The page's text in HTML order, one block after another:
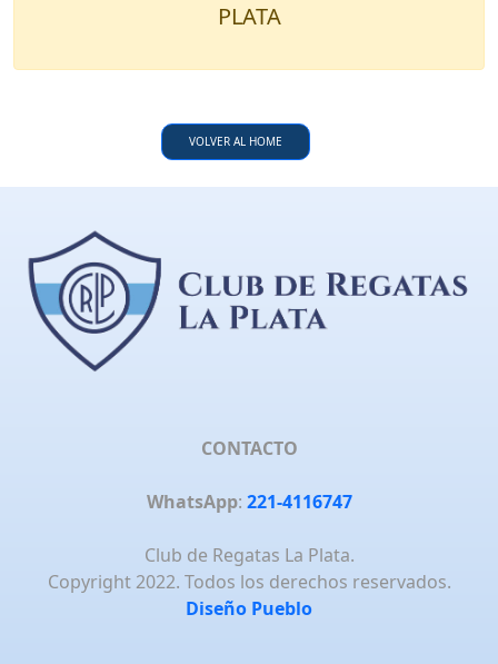
PLATA
VOLVER AL HOME
CONTACTO
WhatsApp: 221-4116747
Club de Regatas La Plata.
Copyright 2022. Todos los derechos reservados.
Diseño Pueblo